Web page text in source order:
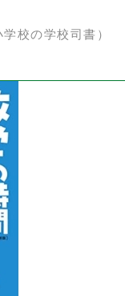
校の学校司書）